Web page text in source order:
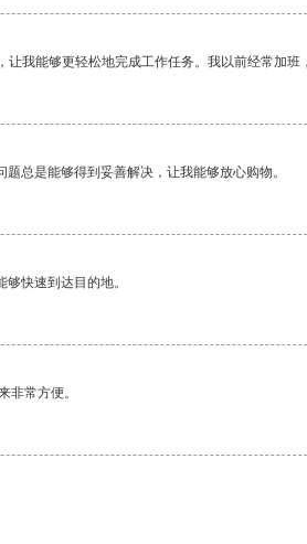
我能够更轻松地完成工作任务。我以前经常加
总是能够得到妥善解决，让我能够放心购物。
快速到达目的地。
非常方便。